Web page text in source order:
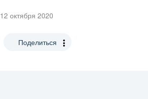
12 октября 2020
Поделиться